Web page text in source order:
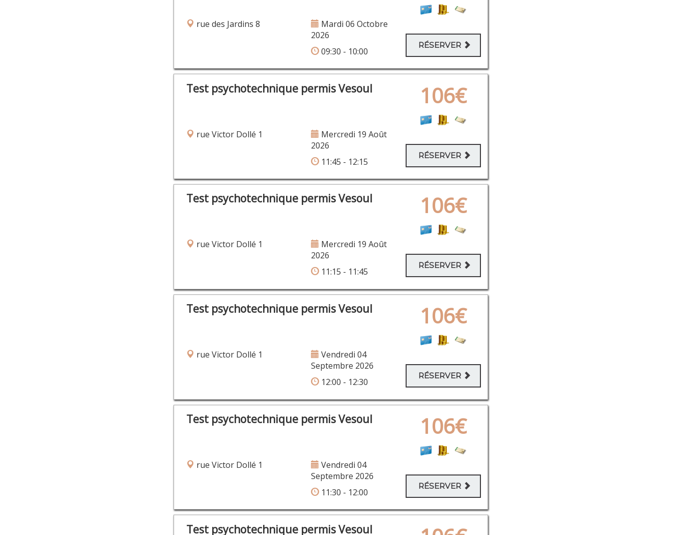
rue des Jardins 8
Mardi 06 Octobre
2026
09:30 - 10:00
RÉSERVER
Test psychotechnique permis Vesoul
rue Victor Dollé 1
Mercredi 19 Août
2026
11:45 - 12:15
106€
RÉSERVER
Test psychotechnique permis Vesoul
rue Victor Dollé 1
Mercredi 19 Août
2026
11:15 - 11:45
106€
RÉSERVER
Test psychotechnique permis Vesoul
rue Victor Dollé 1
Vendredi 04
Septembre 2026
12:00 - 12:30
106€
RÉSERVER
Test psychotechnique permis Vesoul
rue Victor Dollé 1
Vendredi 04
Septembre 2026
11:30 - 12:00
106€
RÉSERVER
Test psychotechnique permis Vesoul